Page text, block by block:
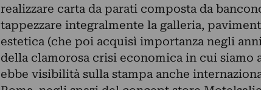
realizzare carta da parati composta da
tappezzare integralmente la galleria,
estetica (che poi acquisì importanza negli
della clamorosa crisi economica in cui siamo
ebbe visibilità sulla stampa anche